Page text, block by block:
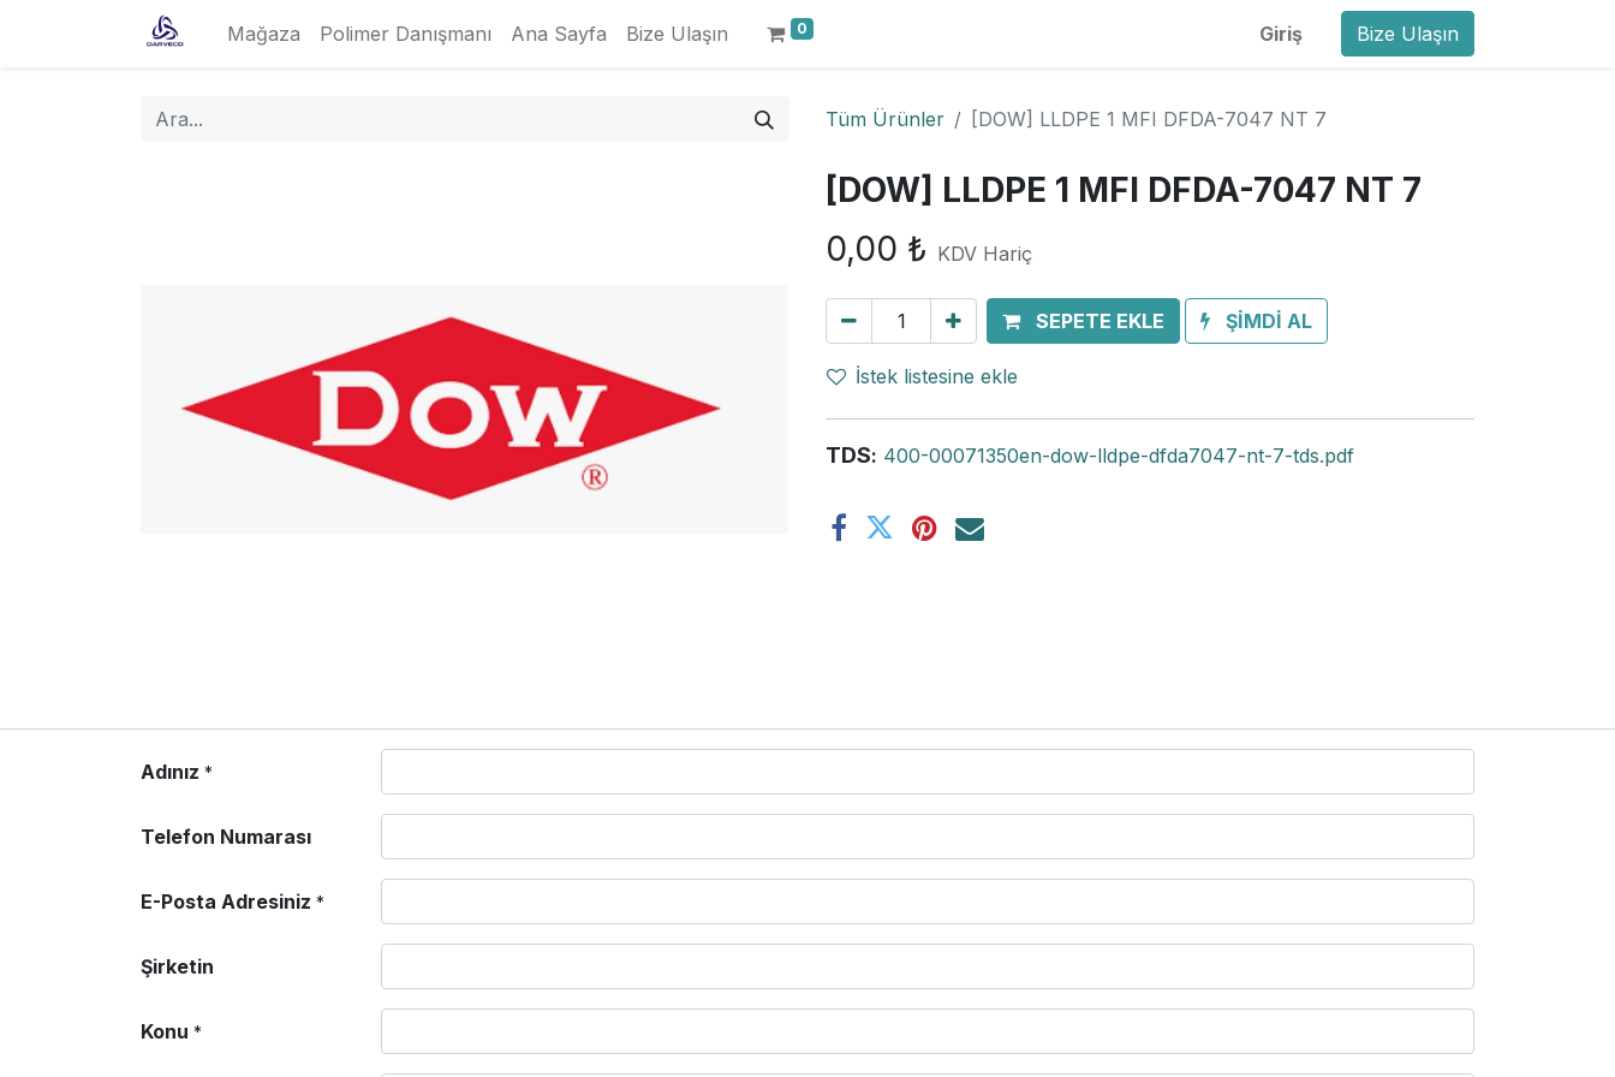
Mağaza Polimer Danışmanı Ana Sayfa Bize Ulaşın 0 Giriş Bize Ulaşın
Tüm Ürünler [DOW] LLDPE 1 MFI DFDA-7047 NT 7
[DOW] LLDPE 1 MFI DFDA-7047 NT 7
0,00 ₺ KDV Hariç
SEPETE EKLE ŞİMDİ AL
İstek listesine ekle
TDS: 400-00071350en-dow-lldpe-dfda7047-nt-7-tds.pdf
Adınız *
Telefon Numarası
E-Posta Adresiniz *
Şirketin
Konu *